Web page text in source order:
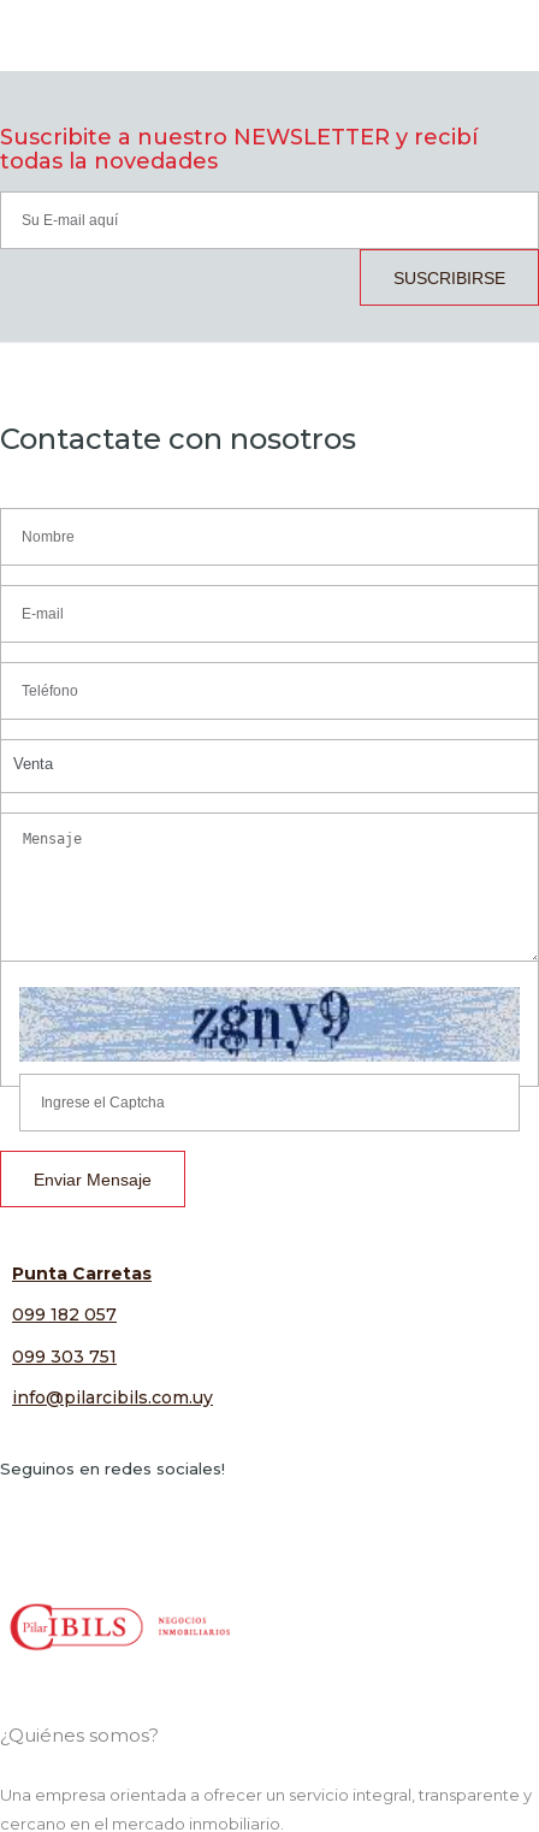
Suscribite a nuestro NEWSLETTER y recibí
todas la novedades
SUSCRIBIRSE
Contactate con nosotros
Venta
Enviar Mensaje
Punta Carretas
099 182 057
099 303 751
info@pilarcibils.com.uy
Seguinos en redes sociales!
¿Quiénes somos?
Una empresa orientada a ofrecer un servicio integral, transparente y
cercano en el mercado inmobiliario.